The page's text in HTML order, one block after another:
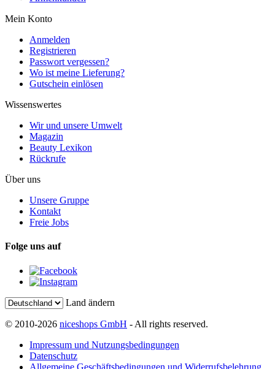
Mein Konto
Anmelden
Registrieren
Passwort vergessen?
Wo ist meine Lieferung?
Gutschein einlösen
Wissenswertes
Wir und unsere Umwelt
Magazin
Beauty Lexikon
Rückrufe
Über uns
Unsere Gruppe
Kontakt
Freie Jobs
Folge uns auf
Land ändern
© 2010-2026 niceshops GmbH - All rights reserved.
Impressum und Nutzungsbedingungen
Datenschutz
Allgemeine Geschäftsbedingungen und Widerrufsbelehrung